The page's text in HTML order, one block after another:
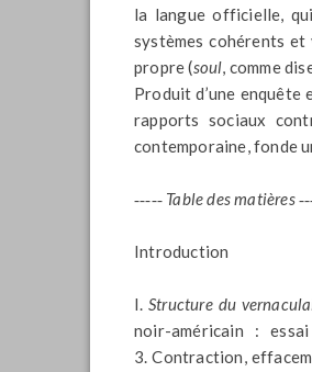
la langue officielle,
systèmes cohérents
propre (soul, comme
Produit d’une
rapports sociaux
contemporaine, fonde
‑‑‑‑‑ Table des matières
Introduction
I.Structure du
noir-américain :
3. Contraction,